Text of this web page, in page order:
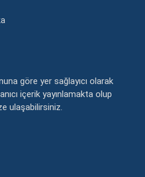
göre yer sağlayıcı olarak
içerik yayınlamakta olup
ulaşabilirsiniz.